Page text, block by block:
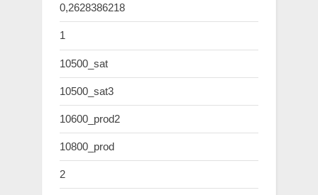
0,2628386218
1
10500_sat
10500_sat3
10600_prod2
10800_prod
2